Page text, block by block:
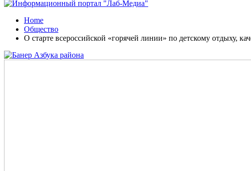
Home
Общество
О старте всероссийской «горячей линии» по детскому отдыху,